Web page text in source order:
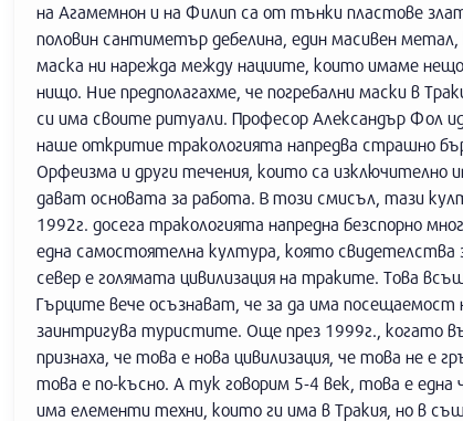
на Агамемнон и на Филип са от тънки пластове
половин сантиметър дебелина, един масивен
маска ни нарежда между нациите, които имаме нещо
нищо. Ние предполагахме, че погребални маски в
си има своите ритуали. Професор Александър Фол
наше откритие тракологията напредва страшно
Орфеизма и други течения, които са
дават основата за работа. В този смисъл, тази
1992г. досега тракологията напредна безспорно
една самостоятелна култура, която свидетелства
север е голямата цивилизация на траките. Това
Гърците вече осъзнават, че за да има посещаемост
заинтригува туристите. Още през 1999г., когато
признаха, че това е нова цивилизация, че това не е
това е по-късно. А тук говорим 5-4 век, това е
има елементи техни, които ги има в Тракия, но в